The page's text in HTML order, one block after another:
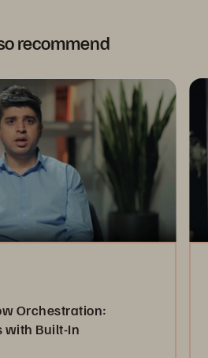
recommend
Orchestration:
with Built-In